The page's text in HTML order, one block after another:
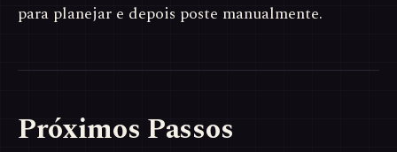
para planejar e depois poste manualmente.
Próximos Passos